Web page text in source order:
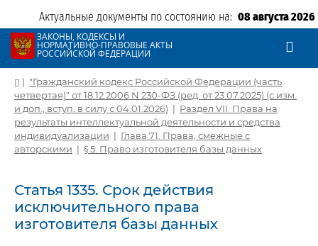
Актуальные документы по состоянию на: 08 августа 2026
ЗАКОНЫ, КОДЕКСЫ И
НОРМАТИВНО-ПРАВОВЫЕ АКТЫ
РОССИЙСКОЙ ФЕДЕРАЦИИ
| "Гражданский кодекс Российской Федерации (часть
четвертая)" от 18.12.2006 N 230-ФЗ (ред. от 23.07.2025) (с изм.
и доп., вступ. в силу с 04.01.2026) | Раздел VII. Права на
результаты интеллектуальной деятельности и средства
индивидуализации | Глава 71. Права, смежные с
авторскими | § 5. Право изготовителя базы данных
Статья 1335. Срок действия
исключительного права
изготовителя базы данных